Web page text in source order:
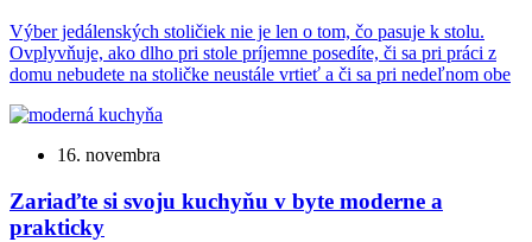
Výber jedálenských stoličiek nie je len o tom, čo pasuje k stolu.
Ovplyvňuje, ako dlho pri stole príjemne posedíte, či sa pri práci z
domu nebudete na stoličke neustále vrtieť a či sa pri nedeľnom obe
16. novembra
Zariaďte si svoju kuchyňu v byte moderne a
prakticky